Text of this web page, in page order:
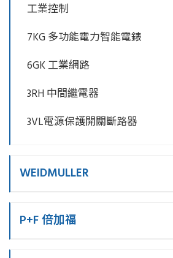
工業控制
7KG 多功能電力智能電錶
6GK 工業網路
3RH 中間繼電器
3VL電源保護開關斷路器
WEIDMULLER
P+F 倍加福